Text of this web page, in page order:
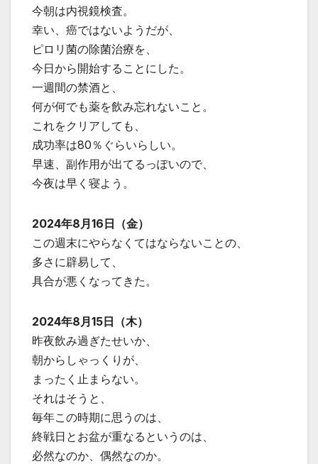
今朝は内視鏡検査。
幸い、癌ではないようだが、
ピロリ菌の除菌治療を、
今日から開始することにした。
一週間の禁酒と、
何が何でも薬を飲み忘れないこと。
これをクリアしても、
成功率は80％ぐらいらしい。
早速、副作用が出てるっぽいので、
今夜は早く寝よう。
2024年8月16日（金）
この週末にやらなくてはならないことの、
多さに辟易して、
具合が悪くなってきた。
2024年8月15日（木）
昨夜飲み過ぎたせいか、
朝からしゃっくりが、
まったく止まらない。
それはそうと、
毎年この時期に思うのは、
終戦日とお盆が重なるというのは、
必然なのか、偶然なのか。